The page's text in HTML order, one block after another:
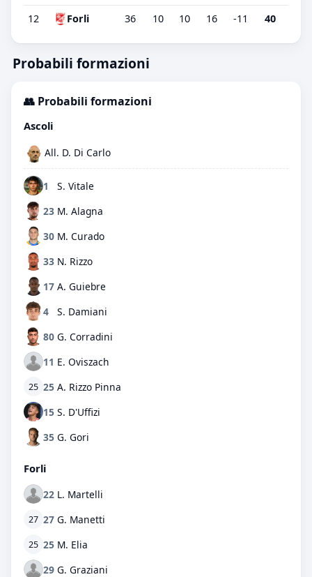
12 Forli 36 10 10 16 -11 40
Probabili formazioni
👥 Probabili formazioni
Ascoli
All. D. Di Carlo
1
S. Vitale
23 M. Alagna
30 M. Curado
33 N. Rizzo
17 A. Guiebre
4
S. Damiani
80 G. Corradini
11 E. Oviszach
25 25 A. Rizzo Pinna
15 S. D'Uffizi
35 G. Gori
Forli
22 L. Martelli
27 27 G. Manetti
25 25 M. Elia
29 G. Graziani